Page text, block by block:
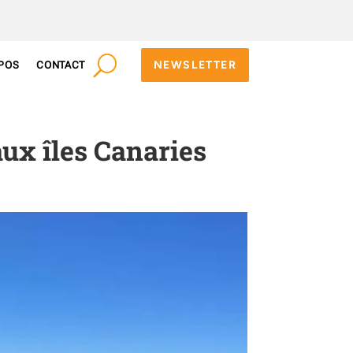
CONTACT NEWSLETTER
îles Canaries